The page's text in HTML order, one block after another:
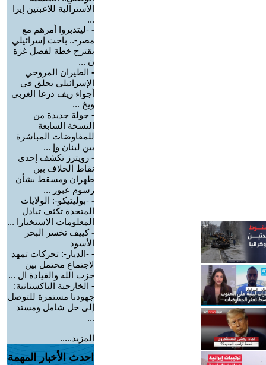
الأسترالية للاعبتين إيرا
...
- -ليتدبروا أمرهم مع
مصر-.. باحث إسرائيلي
يقترح خطة لفصل غزة
ن ...
- الطيران المروحي
الإسرائيلي يحلق في
أجواء ريف درعا الغربي
ويخ ...
- جولة جديدة من
النسخة السابعة
للمفاوضات المباشرة
بين لبنان وإ ...
- رويترز تكشف إحدى
نقاط الخلاف بين
طهران ومسقط بشأن
رسوم عبور ...
- -بوليتيكو-: الولايات
المتحدة تكثف تبادل
المعلومات الاستخبارا ...
-كييف تخسر البحر
الأسود
- -الديار-: تحركات تمهد
لاجتماع محتمل بين
حزب الله والقيادة ال ...
- الخارجية الباكستانية:
جهودنا مستمرة للتوصل
إلى حل شامل ومستد
...
المزيد.....
احدث الأخبار المهمة